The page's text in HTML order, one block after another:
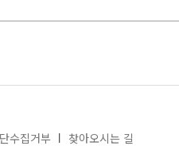
수집거부 찾아오시는 길